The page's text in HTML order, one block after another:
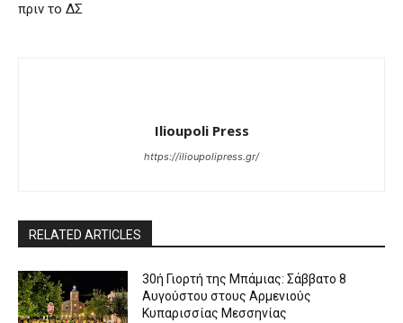
πριν το ΔΣ
Ilioupoli Press
https://ilioupolipress.gr/
RELATED ARTICLES
30ή Γιορτή της Μπάμιας: Σάββατο 8
Αυγούστου στους Αρμενιούς
Κυπαρισσίας Μεσσηνίας